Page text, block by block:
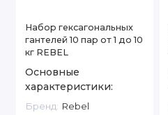
Набор гексагональных
гантелей 10 пар от 1 до 10
кг REBEL
Основные
характеристики:
Бренд: Rebel